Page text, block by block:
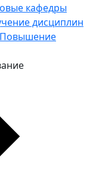
кафедры
дисциплин
Повышение